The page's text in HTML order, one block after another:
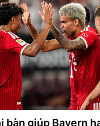
bàn giúp Bayern